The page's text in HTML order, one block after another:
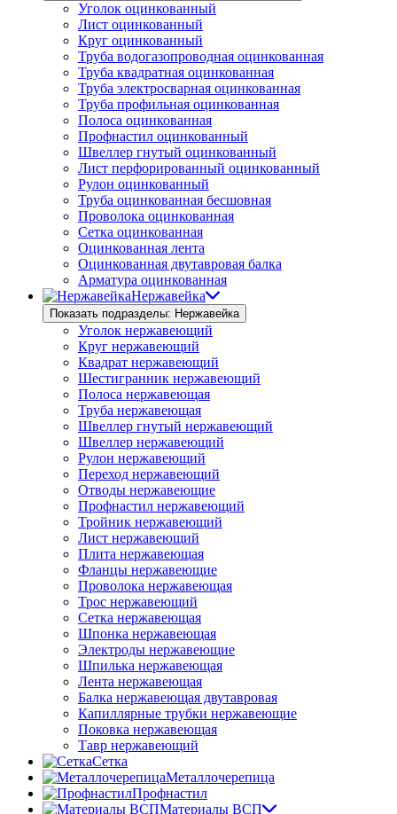
Уголок оцинкованный
Лист оцинкованный
Круг оцинкованный
Труба водогазопроводная оцинкованная
Труба квадратная оцинкованная
Труба электросварная оцинкованная
Труба профильная оцинкованная
Полоса оцинкованная
Профнастил оцинкованный
Швеллер гнутый оцинкованный
Лист перфорированный оцинкованный
Рулон оцинкованный
Труба оцинкованная бесшовная
Проволока оцинкованная
Сетка оцинкованная
Оцинкованная лента
Оцинкованная двутавровая балка
Арматура оцинкованная
Нержавейка
Показать подразделы: Нержавейка
Уголок нержавеющий
Круг нержавеющий
Квадрат нержавеющий
Шестигранник нержавеющий
Полоса нержавеющая
Труба нержавеющая
Швеллер гнутый нержавеющий
Швеллер нержавеющий
Рулон нержавеющий
Переход нержавеющий
Отводы нержавеющие
Профнастил нержавеющий
Тройник нержавеющий
Лист нержавеющий
Плита нержавеющая
Фланцы нержавеющие
Проволока нержавеющая
Трос нержавеющий
Сетка нержавеющая
Шпонка нержавеющая
Электроды нержавеющие
Шпилька нержавеющая
Лента нержавеющая
Балка нержавеющая двутавровая
Капиллярные трубки нержавеющие
Поковка нержавеющая
Тавр нержавеющий
Сетка
Металлочерепица
Профнастил
Материалы ВСП